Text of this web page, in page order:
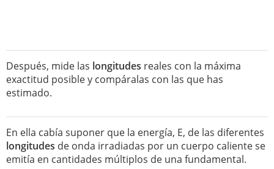
Después, mide las longitudes reales con la máxima
exactitud posible y compáralas con las que has
estimado.
En ella cabía suponer que la energía, E, de las diferentes
longitudes de onda irradiadas por un cuerpo caliente se
emitía en cantidades múltiplos de una fundamental.